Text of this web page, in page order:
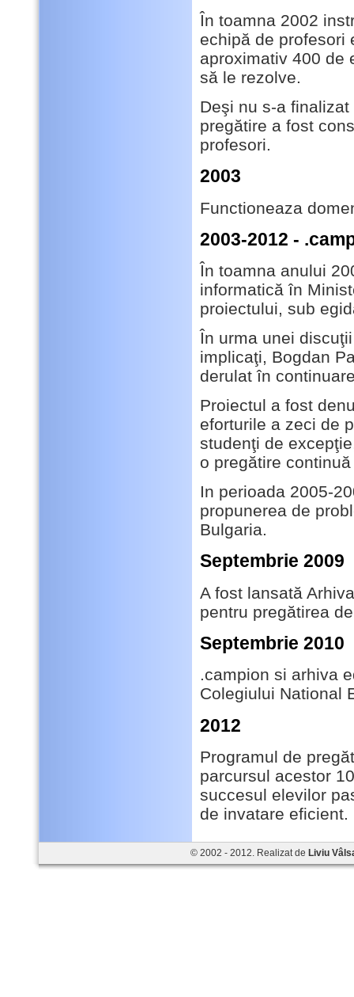
În toamna 2002
echipă de profesori
aproximativ 400 de
să le rezolve.
Deşi nu s-a
pregătire a fost
profesori.
2003
Functioneaza
2003-2012 -
În toamna anului
informatică în
proiectului, sub
În urma unei
implicaţi, Bogdan
derulat în
Proiectul a fost
eforturile a zeci de
studenţi de
o pregătire
In perioada 2005-
propunerea de
Bulgaria.
Septembrie 2009
A fost lansată
pentru pregătirea
Septembrie 2010
.campion si arhiva
Colegiului National
2012
Programul de
parcursul acestor
succesul elevilor
de invatare eficient.
© 2002 - 2012. Realizat de Liviu